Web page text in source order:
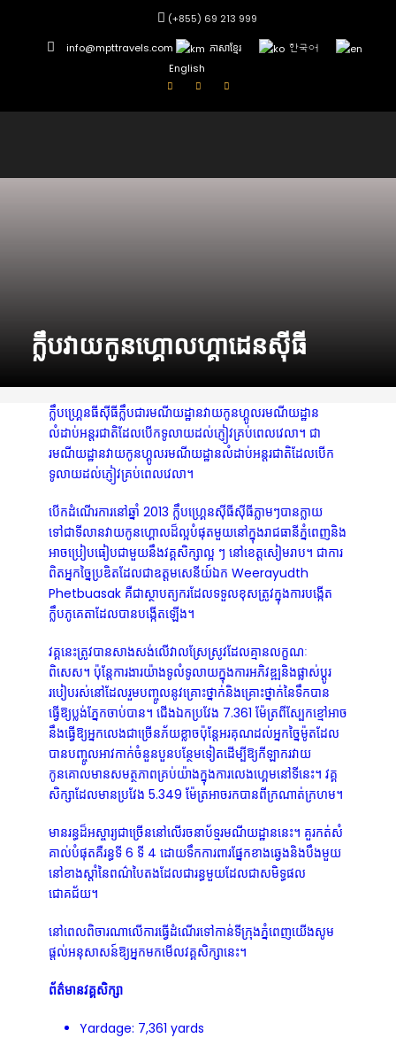
(+855) 69 213 999
info@mpttravels.com ភាសាខ្មែរ
한국어
English
ក្លឹបវាយកូនហ្គោលហ្គាដេនស៊ីធី
ក្លឹបហ្គ្រេនធីស៊ីធីក្លឹបជារមណីយដ្ឋានវាយកូនហ្គូលរមណីយដ្ឋាន
លំដាប់អន្តរជាតិដែលបើកទូលាយដល់ភ្ញៀវគ្រប់ពេលវេលា។ ជា
រមណីយដ្ឋានវាយកូនហ្គូលរមណីយដ្ឋានលំដាប់អន្តរជាតិដែលបើក
ទូលាយដល់ភ្ញៀវគ្រប់ពេលវេលា។
បើកដំណើរការនៅឆ្នាំ 2013 ក្លឹបហ្គ្រេនស៊ីធីស៊ីធីភ្លាមៗបានក្លាយ
ទៅជាទីលានវាយកូនហ្គោលដ៏ល្អបំផុតមួយនៅក្នុងរាជធានីភ្នំពេញនិង
អាចប្រៀបធៀបជាមួយនឹងវគ្គសិក្សាល្អ ៗ នៅខេត្តសៀមរាប។ ជាការ
ពិតអ្នកច្នៃប្រឌិតដែលជាឧត្ដមសេនីយ៍ឯក Weerayudth
Phetbuasak គឺជាស្ថាបត្យករដែលទទួលខុសត្រូវក្នុងការបង្កើត
ក្លឹបភូគេតាដែលបានបង្កើតឡើង។
វគ្គនេះត្រូវបានសាងសង់លើវាលស្រែស្រូវដែលគ្មានលក្ខណៈ
ពិសេស។ ប៉ុន្តែការងារយ៉ាងទូលំទូលាយក្នុងការអភិវឌ្ឍនិងផ្លាស់ប្តូរ
របៀបរស់នៅដែលរួមបញ្ចូលនូវគ្រោះថ្នាក់និងគ្រោះថ្នាក់នៃទឹកបាន
ធ្វើឱ្យប្លង់ភ្នែកចាប់បាន។ ជើងឯកប្រវែង 7.361 ម៉ែត្រពីស្បែកខ្មៅអាច
នឹងធ្វើឱ្យអ្នកលេងជាច្រើនភ័យខ្លាចប៉ុន្តែអរគុណដល់អ្នកច្នៃម៉ូតដែល
បានបញ្ចូលអាវកាក់ចំនួនបួនបន្ថែមទៀតដើម្បីឱ្យកីឡាករវាយ
កូនគោលមានសមត្ថភាពគ្រប់យ៉ាងក្នុងការលេងហ្គេមនៅទីនេះ។ វគ្គ
សិក្សាដែលមានប្រវែង 5.349 ម៉ែត្រអាចរកបានពីក្រណាត់ក្រហម។
មានរន្ធដ៏អស្ចារ្យជាច្រើននៅលើរចនាប័ទ្មរមណីយដ្ឋាននេះ។ គួរកត់សំ
គាល់បំផុតគឺរន្ធទី 6 ទី 4 ដោយទឹកការពារផ្នែកខាងឆ្វេងនិងបឹងមួយ
នៅខាងស្តាំនៃពណ៌បៃតងដែលជារន្ធមួយដែលជាសមិទ្ធផល
ជោគជ័យ។
នៅពេលពិចារណាលើការធ្វើដំណើរទៅកាន់ទីក្រុងភ្នំពេញយើងសូម
ផ្តល់អនុសាសន៍ឱ្យអ្នកមកមើលវគ្គសិក្សានេះ។
ព័ត៌មានវគ្គសិក្សា
Yardage: 7,361 yards